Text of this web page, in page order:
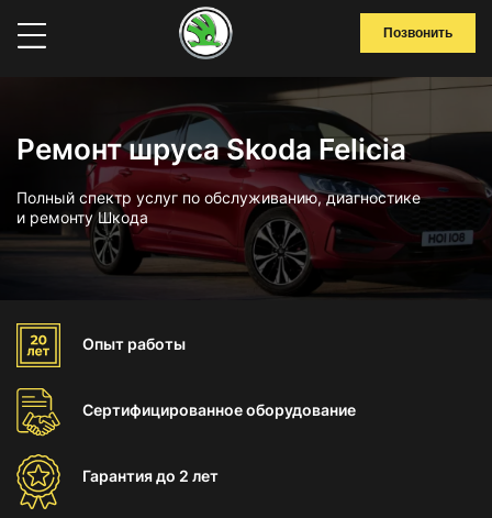
Позвонить
Ремонт шруса Skoda Felicia
Полный спектр услуг по обслуживанию, диагностике
и ремонту Шкода
Опыт работы
Сертифицированноеоборудование
Гарантиядо 2 лет